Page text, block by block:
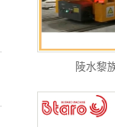
陵水黎